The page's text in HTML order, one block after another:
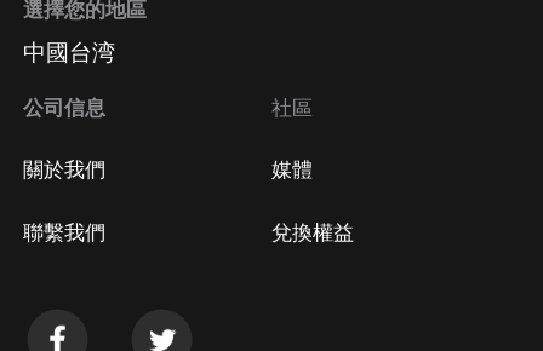
選擇您的地區
中國台湾
公司信息
關於我們
聯繫我們
社區
媒體
兌換權益